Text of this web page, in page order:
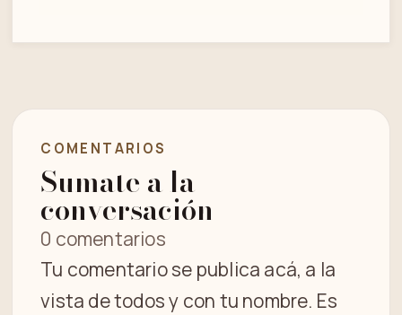
COMENTARIOS
Sumate a la
conversación
0 comentarios
Tu comentario se publica acá, a la
vista de todos y con tu nombre. Es